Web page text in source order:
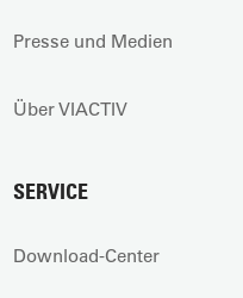
Presse und Medien
Über VIACTIV
SERVICE
Download-Center